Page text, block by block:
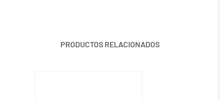
PRODUCTOS RELACIONADOS